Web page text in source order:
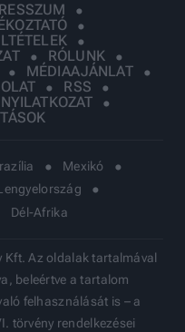
RÓLUNK
MÉDIAAJÁNLAT
RSS
Mexikó
Dél-Afrika
Az oldalak tartalmával
beleértve a tartalom
felhasználását is – a
törvény rendelkezései